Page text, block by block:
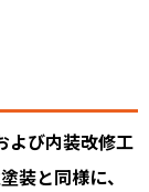
よび内装改修工
装と同様に、